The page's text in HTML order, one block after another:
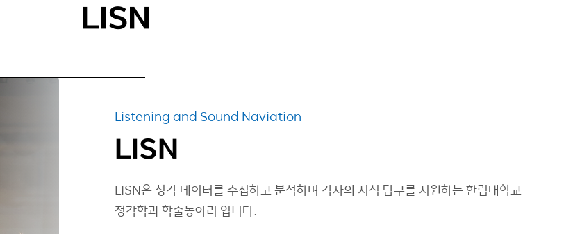
LISN
소리마루
S.P.A
LISN
Listening and Sound Naviation
LISN
LISN은 청각 데이터를 수집하고 분석하며 각자의 지식 탐구를 지원하는 한림대학교
청각학과 학술동아리 입니다.